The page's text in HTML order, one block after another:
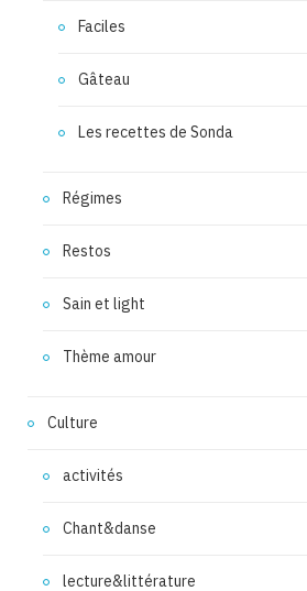
Faciles
Gâteau
Les recettes de Sonda
Régimes
Restos
Sain et light
Thème amour
Culture
activités
Chant&danse
lecture&littérature